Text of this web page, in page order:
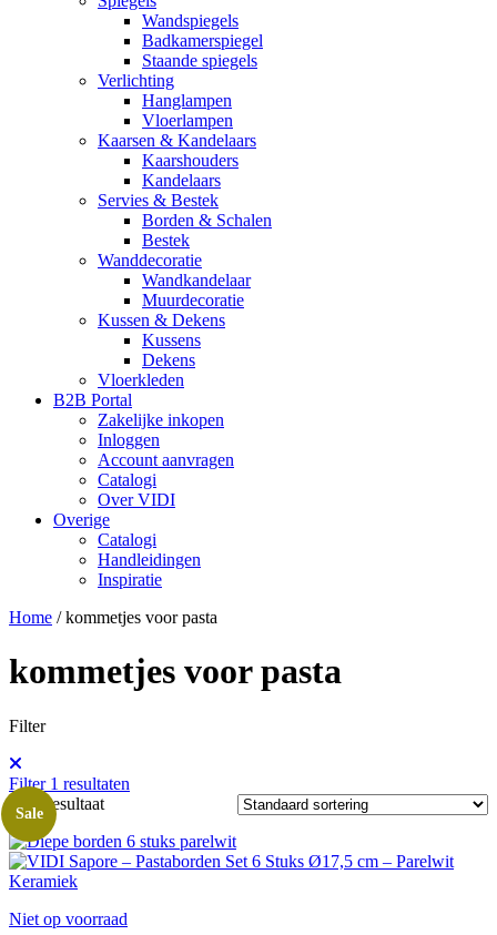
Wandspiegels
Badkamerspiegel
Staande spiegels
Verlichting
Hanglampen
Vloerlampen
Kaarsen & Kandelaars
Kaarshouders
Kandelaars
Servies & Bestek
Borden & Schalen
Bestek
Wanddecoratie
Wandkandelaar
Muurdecoratie
Kussen & Dekens
Kussens
Dekens
Vloerkleden
B2B Portal
Zakelijke inkopen
Inloggen
Account aanvragen
Catalogi
Over VIDI
Overige
Catalogi
Handleidingen
Inspiratie
Home /kommetjes voor pasta
kommetjes voor pasta
Filter
Filter 1 resultaten
Enig resultaat
Sale
Niet op voorraad